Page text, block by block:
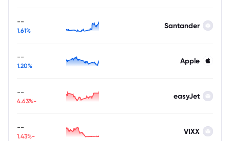
Santander
--
1.61%
Apple
--
1.20%
easyJet
--
-4.63%
VIXX
--
-1.43%